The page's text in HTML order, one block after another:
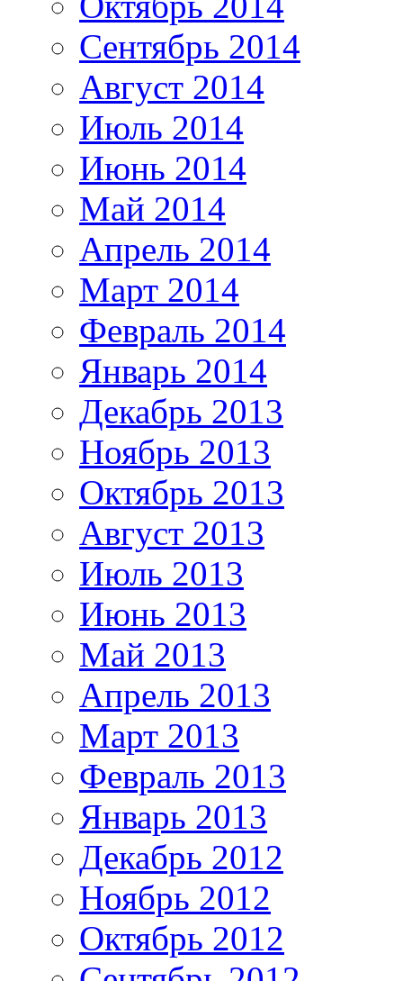
Сентябрь 2014
Август 2014
Июль 2014
Июнь 2014
Май 2014
Апрель 2014
Март 2014
Февраль 2014
Январь 2014
Декабрь 2013
Ноябрь 2013
Октябрь 2013
Август 2013
Июль 2013
Июнь 2013
Май 2013
Апрель 2013
Март 2013
Февраль 2013
Январь 2013
Декабрь 2012
Ноябрь 2012
Октябрь 2012